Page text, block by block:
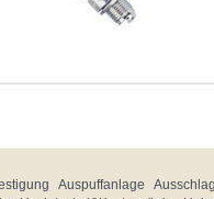
Auspuffanlage